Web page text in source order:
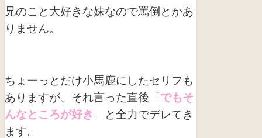
兄のこと大好きな妹なので罵倒とかあ
りません。
ちょーっとだけ小馬鹿にしたセリフも
ありますが、それ言った直後「でもそ
んなところが好き 」と全力でデレてき
ます。